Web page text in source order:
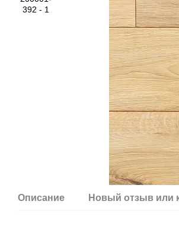
Описание Новый отзыв или